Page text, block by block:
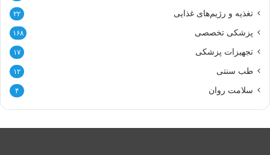
تغذیه و رژیم‌های غذایی ۲۲
پزشکی تخصصی ۱۶۸
تجهیزات پزشکی ۱۷
طب سنتی ۱۲
سلامت روان ۴